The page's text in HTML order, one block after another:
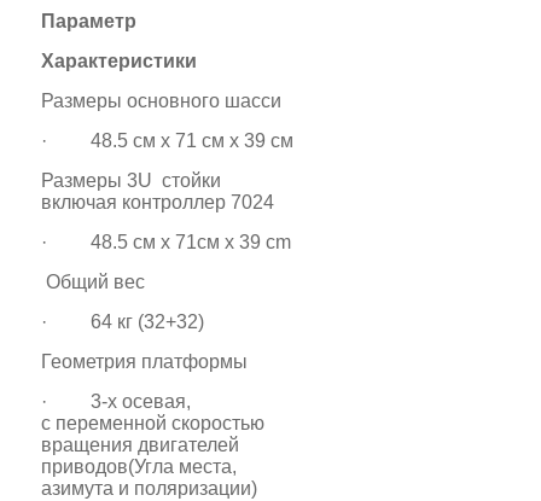
Параметр
Характеристики
Размеры основного шасси
· 48.5 см x 71 см x 39 см
Размеры 3U стойки
включая контроллер 7024
· 48.5 см x 71см x 39 cm
Общий вес
· 64 кг (32+32)
Геометрия платформы
· 3-х осевая,
с переменной скоростью
вращения двигателей
приводов(Угла места,
азимута и поляризации)